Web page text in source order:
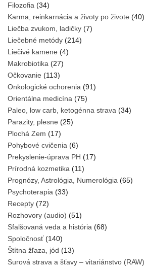
Filozofia (34)
Karma, reinkarnácia a životy po živote (40)
Liečba zvukom, ladičky (7)
Liečebné metódy (214)
Liečivé kamene (4)
Makrobiotika (27)
Očkovanie (113)
Onkologické ochorenia (91)
Orientálna medicína (75)
Paleo, low carb, ketogénna strava (34)
Parazity, plesne (25)
Plochá Zem (17)
Pohybové cvičenia (6)
Prekyslenie-úprava PH (17)
Prírodná kozmetika (11)
Prognózy, Astrológia, Numerológia (65)
Psychoterapia (33)
Recepty (72)
Rozhovory (audio) (51)
Sfalšovaná veda a história (68)
Spoločnosť(140)
Štítna žľaza, jód (13)
Surová strava a šťavy – vitariánstvo (RAW)